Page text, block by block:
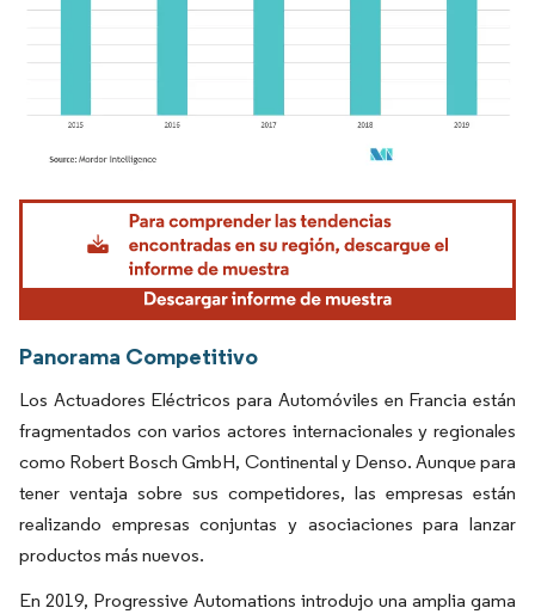
Imagen © Mordor Intelligence. El uso requiere atribución según CC BY 4.0.
Panorama Competitivo
Los Actuadores Eléctricos para Automóviles en Francia están
fragmentados con varios actores internacionales y regionales
como Robert Bosch GmbH, Continental y Denso. Aunque para
tener ventaja sobre sus competidores, las empresas están
realizando empresas conjuntas y asociaciones para lanzar
productos más nuevos.
En 2019, Progressive Automations introdujo una amplia gama